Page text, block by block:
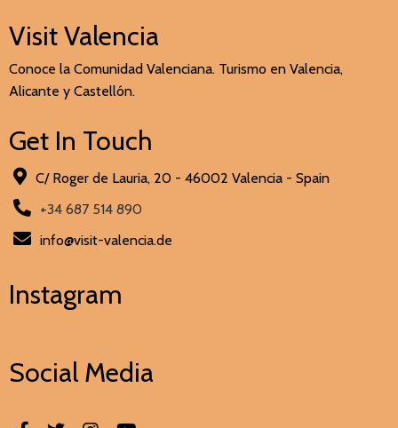
Visit Valencia
Conoce la Comunidad Valenciana. Turismo en Valencia,
Alicante y Castellón.
Get In Touch
C/ Roger de Lauria, 20 - 46002 Valencia - Spain
+34 687 514 890
info@visit-valencia.de
Instagram
Social Media